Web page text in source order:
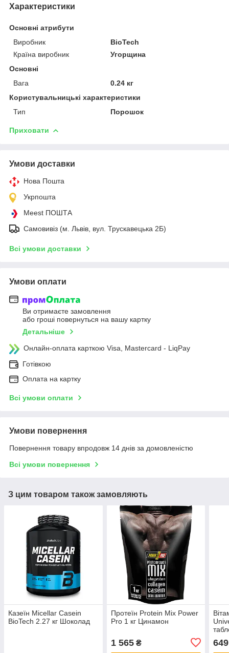
Характеристики
Основні атрибути
Виробник
BioTech
Країна виробник
Угорщина
Основні
Вага
0.24 кг
Користувальницькі характеристики
Тип
Порошок
Приховати
Умови доставки
Нова Пошта
Укрпошта
Meest ПОШТА
Самовивіз (м. Львів, вул. Трускавецька 2Б)
Всі умови доставки
Умови оплати
Ви отримаєте замовлення
або гроші повернуться на вашу картку
Детальніше
Онлайн-оплата карткою Visa, Mastercard - LiqPay
Готівкою
Оплата на картку
Всі умови оплати
Умови повернення
Повернення товару впродовж 14 днів за домовленістю
Всі умови повернення
З цим товаром також замовляють
Казеїн Micellar Casein
BioTech 2.27 кг Шоколад
Протеїн Protein Mix Power
Pro 1 кг Цинамон
1 565₴ 649